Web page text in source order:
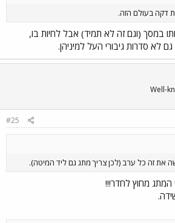
דקה בעולם הזה.
במסך (וגם זה לא תמיד) אבל לחיות בו,
Well-
#25
את זה כל ערב (לכן צריך מתג גם ליד המיטה).
המתג מחוץ לחדר!!!